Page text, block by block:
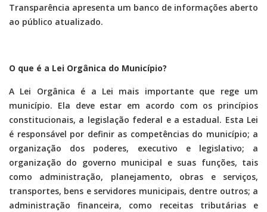
Transparência apresenta um banco de informações aberto
ao público atualizado.
O que é a Lei Orgânica do Município?
A Lei Orgânica é a Lei mais importante que rege um
município. Ela deve estar em acordo com os princípios
constitucionais, a legislação federal e a estadual. Esta Lei
é responsável por definir as competências do município; a
organização dos poderes, executivo e legislativo; a
organização do governo municipal e suas funções, tais
como administração, planejamento, obras e serviços,
transportes, bens e servidores municipais, dentre outros; a
administração financeira, como receitas tributárias e